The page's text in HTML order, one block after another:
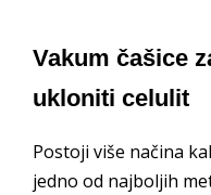
Vakum čašice
ukloniti celulit
Postoji više načina
jedno od najboljih